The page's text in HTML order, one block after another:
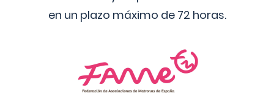
en un plazo máximo de 72 horas.